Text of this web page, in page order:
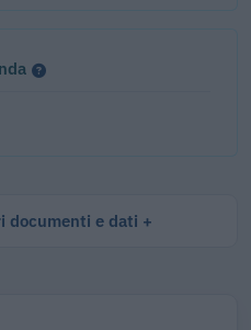
documenti e dati